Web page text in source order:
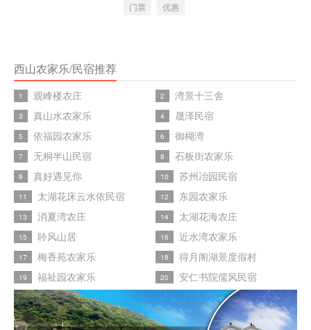
门票
优惠
西山农家乐/民宿推荐
1 观峰楼农庄 2 湾景十三舍
3 真山水农家乐 4 晟泽民宿
5 依福园农家乐 6 御楜湾
7 无桐半山民宿 8 石板街农家乐
9 真好遇见你 10 苏州冶园民宿
11 太湖花床云水依民宿 12 东园农家乐
13 消夏湾农庄 14 太湖花海农庄
15 聆风山居 16 近水湾农家乐
17 梅香苑农家乐 18 得月阁湖景度假村
19 福祉园农家乐 20 安仁书院儒风民宿